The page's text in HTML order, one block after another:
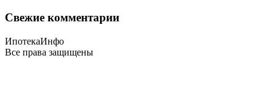
Свежие комментарии
ИпотекаИнфо
Все права защищены